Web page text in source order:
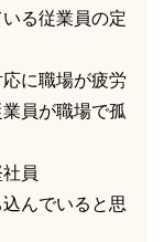
る従業員の定
に職場が疲労
員が職場で孤
員
んでいると思